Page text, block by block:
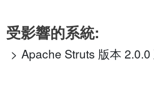
受影響的系統:
Apache Struts 版本 2.0.0